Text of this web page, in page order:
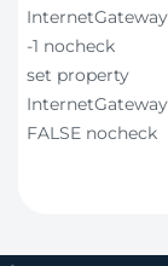
-1 nocheck
set property
FALSE nocheck